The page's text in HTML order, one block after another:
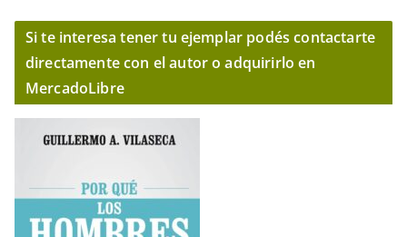
Si te interesa tener tu ejemplar podés contactarte
directamente con el autor o adquirirlo en
MercadoLibre